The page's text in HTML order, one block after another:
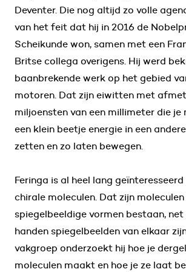
Deventer. Die nog altijd zo volle
van het feit dat hij in 2016 de
Scheikunde won, samen met een
Britse collega overigens. Hij werd
baanbrekende werk op het gebied
motoren. Dat zijn eiwitten met
miljoensten van een millimeter die je
een klein beetje energie in een
zetten en zo laten bewegen.
Feringa is al heel lang
chirale moleculen. Dat zijn
spiegelbeeldige vormen bestaan, net
handen spiegelbeelden van elkaar
vakgroep onderzoekt hij hoe je
moleculen maakt en hoe je ze laat